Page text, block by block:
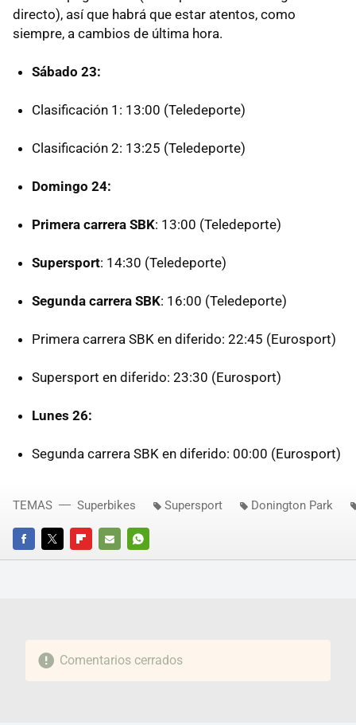
directo), así que habrá que estar atentos, como
siempre, a cambios de última hora.
Sábado 23:
Clasificación 1: 13:00 (Teledeporte)
Clasificación 2: 13:25 (Teledeporte)
Domingo 24:
Primera carrera SBK: 13:00 (Teledeporte)
Supersport: 14:30 (Teledeporte)
Segunda carrera SBK: 16:00 (Teledeporte)
Primera carrera SBK en diferido: 22:45 (Eurosport)
Supersport en diferido: 23:30 (Eurosport)
Lunes 26:
Segunda carrera SBK en diferido: 00:00 (Eurosport)
FACEBOOKTWITTERFLIPBOARD
E-
WHATSAPP
TEMAS Superbikes Supersport Donington Park
Comentarios cerrados